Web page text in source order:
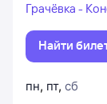
Грачёвка -
Найти
пн, пт, сб